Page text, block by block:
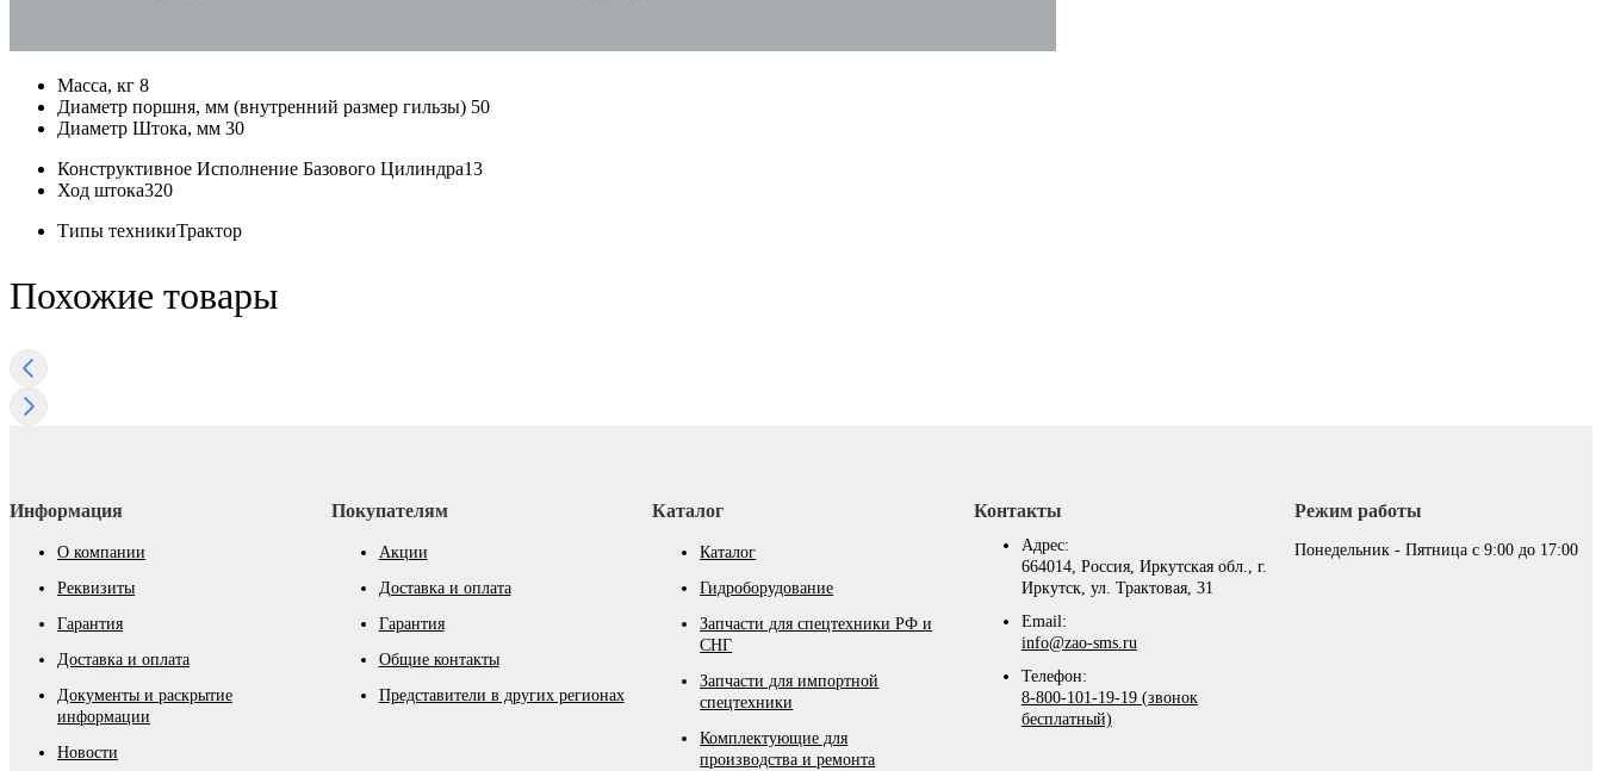
Масса, кг 8
Диаметр поршня, мм (внутренний размер гильзы) 50
Диаметр Штока, мм 30
Конструктивное Исполнение Базового Цилиндра13
Ход штока320
Типы техникиТрактор
Похожие товары
Информация
О компании
Реквизиты
Гарантия
Доставка и оплата
Документы и раскрытие
информации
Новости
Покупателям
Акции
Доставка и оплата
Гарантия
Общие контакты
Представители в других регионах
Каталог
Каталог
Гидроборудование
Запчасти для спецтехники РФ и
СНГ
Запчасти для импортной
спецтехники
Комплектующие для
производства и ремонта
Контакты
Адрес:
664014, Россия, Иркутская обл., г.
Иркутск, ул. Трактовая, 31
Email:
info@zao-sms.ru
Телефон:
8-800-101-19-19 (звонок
бесплатный)
Режим работы
Понедельник - Пятница с 9:00 до 17:00